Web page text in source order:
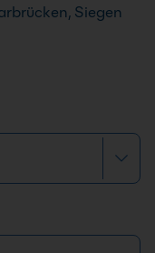
Siegen